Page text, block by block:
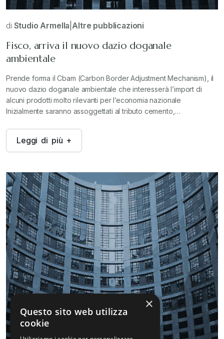
di Studio Armella |Altre pubblicazioni
Fisco, arriva il nuovo dazio doganale
ambientale
Prende forma il Cbam (Carbon Border Adjustment Mechanism), il
nuovo dazio doganale ambientale che interesserà l’import di
alcuni prodotti molto rilevanti per l’economia nazionale
Inizialmente saranno assoggettati al tributo cemento,…
Leggi di più +
×
Questo sito web utilizza
cookie